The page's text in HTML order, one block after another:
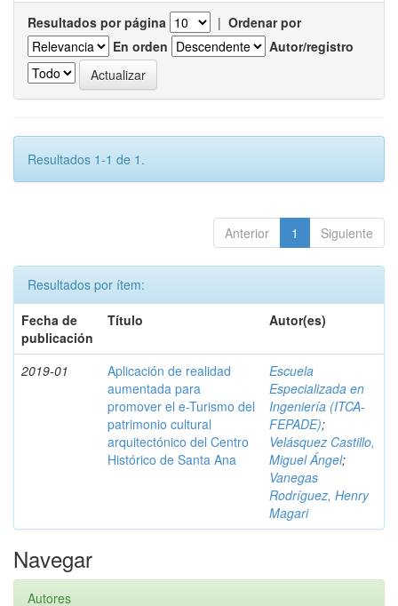
Resultados por página | Ordenar por
En orden
Autor/registro
Resultados 1-1 de 1.
Anterior 1 Siguiente
Resultados por ítem:
Fecha de
publicación
Título Autor(es)
2019-01
Aplicación de realidad
aumentada para
promover el e-Turismo del
patrimonio cultural
arquitectónico del Centro
Histórico de Santa Ana
Escuela
Especializada en
Ingeniería (ITCA-
FEPADE);
Velásquez Castillo,
Miguel Ángel;
Vanegas
Rodríguez, Henry
Magari
Navegar
Autores